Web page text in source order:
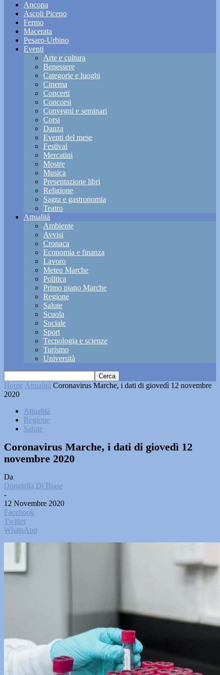
Ancona
Ascoli Piceno
Fermo
Macerata
Pesaro-Urbino
Eventi
Arte e cultura
Benessere
Categorie e luoghi
Cinema
Concerti
Concorsi
Convegni e seminari
Corsi
Danza
Eventi del mese
Festival
Mercatini
Mostre
Musica
Presentazione libri
Religione
Sagra e gastronomia
Teatro
Attualità
Ambiente
Avvisi
Cronaca
Economia e finanza
Lavoro
Meteo Marche
Politica
Primo piano Marche
Regione
Salute
Scuola
Sociale
Sport
Tecnologia e scienze
Turismo
Università
Home Attualità Coronavirus Marche, i dati di giovedì 12 novembre
2020
Attualità
Regione
Salute
Coronavirus Marche, i dati di giovedì 12
novembre 2020
Da
Donatella Di Biase
-
12 Novembre 2020
Facebook
Twitter
WhatsApp